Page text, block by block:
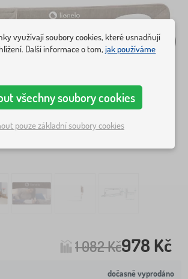
1 082 Kč978 Kč
dočasně vyprodáno
využívají soubory cookies, které usnadňují
Další informace o tom,jak používáme
všechny soubory cookies
pouze základní soubory cookies